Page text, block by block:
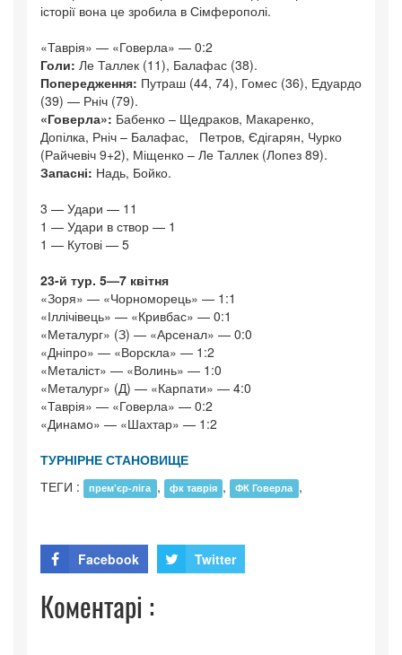
історії вона це зробила в Сімферополі.
«Таврія» — «Говерла» — 0:2
Голи: Ле Таллек (11), Балафас (38).
Попередження: Путраш (44, 74), Гомес (36), Едуардо
(39) — Рніч (79).
«Говерла»: Бабенко – Щедраков, Макаренко,
Допілка, Рніч – Балафас, Петров, Єдігарян, Чурко
(Райчевіч 9+2), Міщенко – Ле Таллек (Лопез 89).
Запасні: Надь, Бойко.
3 — Удари — 11
1 — Удари в створ — 1
1 — Кутові — 5
23-й тур. 5—7 квітня
«Зоря» — «Чорноморець» — 1:1
«Іллічівець» — «Кривбас» — 0:1
«Металург» (З) — «Арсенал» — 0:0
«Дніпро» — «Ворскла» — 1:2
«Металіст» — «Волинь» — 1:0
«Металург» (Д) — «Карпати» — 4:0
«Таврія» — «Говерла» — 0:2
«Динамо» — «Шахтар» — 1:2
ТУРНІРНЕ СТАНОВИЩЕ
ТЕГИ :
прем’єр-ліга , фк таврія , ФК Говерла ,
Facebook Twitter
Коментарі :